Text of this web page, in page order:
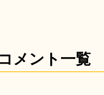
メント一覧